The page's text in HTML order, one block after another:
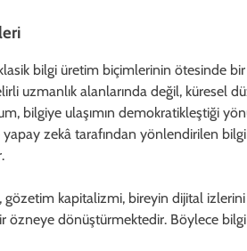
bilgi üretim biçimlerinin ötesinde
uzmanlık alanlarında değil, küresel
bilgiye ulaşımın demokratikleştiği
zekâ tarafından yönlendirilen bilgi
gözetim kapitalizmi, bireyin dijital
özneye dönüştürmektedir. Böylece